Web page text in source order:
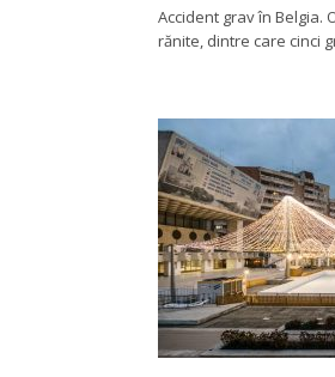
Accident grav în Belgia.
rănite, dintre care cinci